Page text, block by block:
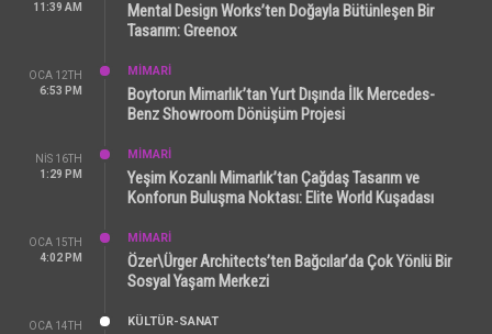
11:39 AM
Mental Design Works’ten Doğayla Bütünleşen Bir
Tasarım: Greenox
OCA 12TH
6:53 PM
MİMARİ
Boytorun Mimarlık’tan Yurt Dışında İlk Mercedes-
Benz Showroom Dönüşüm Projesi
NIS 16TH
1:29 PM
MİMARİ
Yeşim Kozanlı Mimarlık’tan Çağdaş Tasarım ve
Konforun Buluşma Noktası: Elite World Kuşadası
OCA 15TH
4:02 PM
MİMARİ
Özer\Ürger Architects’ten Bağcılar’da Çok Yönlü Bir
Sosyal Yaşam Merkezi
OCA 14TH
KÜLTÜR-SANAT